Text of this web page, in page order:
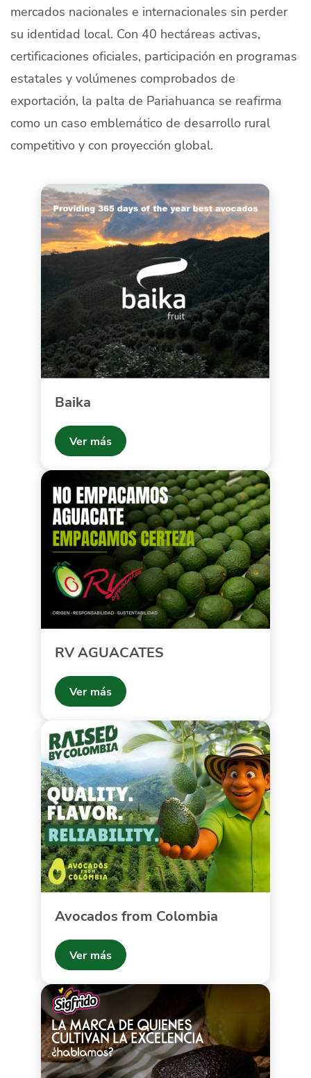
mercados nacionales e internacionales sin perder
su identidad local. Con 40 hectáreas activas,
certificaciones oficiales, participación en programas
estatales y volúmenes comprobados de
exportación, la palta de Pariahuanca se reafirma
como un caso emblemático de desarrollo rural
competitivo y con proyección global.
Baika
Ver más
RV AGUACATES
Ver más
Avocados from Colombia
Ver más